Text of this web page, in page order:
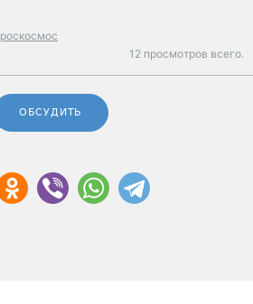
роскосмос
12 просмотров всего.
ОБСУДИТЬ